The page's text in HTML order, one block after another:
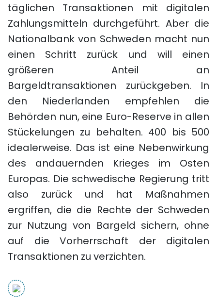
täglichen Transaktionen mit digitalen
Zahlungsmitteln durchgeführt. Aber die
Nationalbank von Schweden macht nun
einen Schritt zurück und will einen
größeren Anteil an
Bargeldtransaktionen zurückgeben. In
den Niederlanden empfehlen die
Behörden nun, eine Euro-Reserve in allen
Stückelungen zu behalten. 400 bis 500
idealerweise. Das ist eine Nebenwirkung
des andauernden Krieges im Osten
Europas. Die schwedische Regierung tritt
also zurück und hat Maßnahmen
ergriffen, die die Rechte der Schweden
zur Nutzung von Bargeld sichern, ohne
auf die Vorherrschaft der digitalen
Transaktionen zu verzichten.